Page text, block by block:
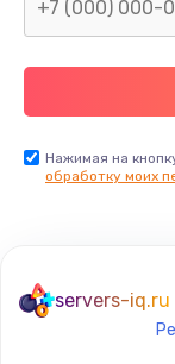
Нажимая на
обработку моих
servers-iq.ru